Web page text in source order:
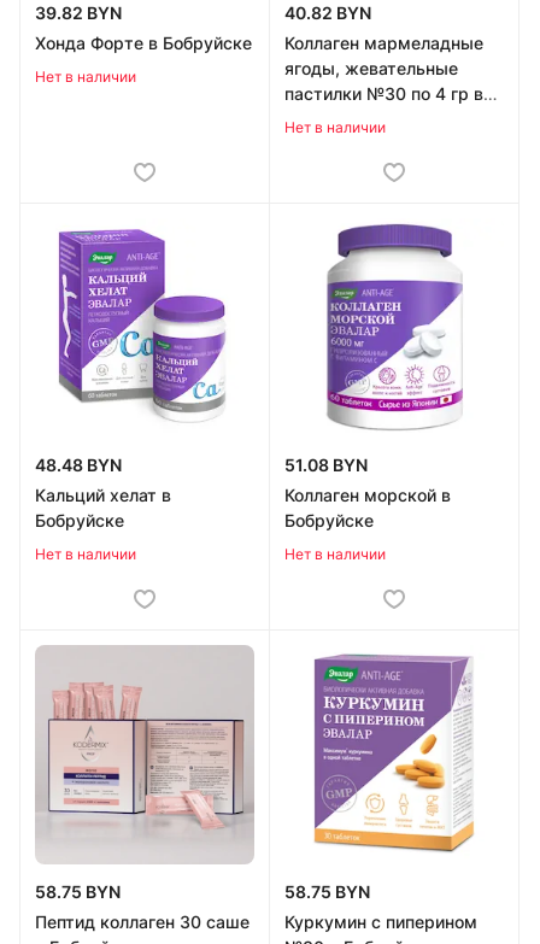
39.82 BYN
Хонда Форте в Бобруйске
Нет в наличии
40.82 BYN
Коллаген мармеладные
ягоды, жевательные
пастилки №30 по 4 гр в
Бобруйске
Нет в наличии
48.48 BYN
Кальций хелат в
Бобруйске
Нет в наличии
51.08 BYN
Коллаген морской в
Бобруйске
Нет в наличии
58.75 BYN
Пептид коллаген 30 саше
58.75 BYN
Куркумин с пиперином